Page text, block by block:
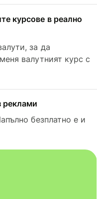
курсове в реално
за да
валутният курс с
реклами
безплатно е и